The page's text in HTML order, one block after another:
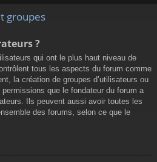
groupes
?
qui ont le plus haut niveau de
tous les aspects du forum comme
la création de groupes d’utilisateurs ou
que le fondateur du forum a
Ils peuvent aussi avoir toutes les
des forums, selon ce que le